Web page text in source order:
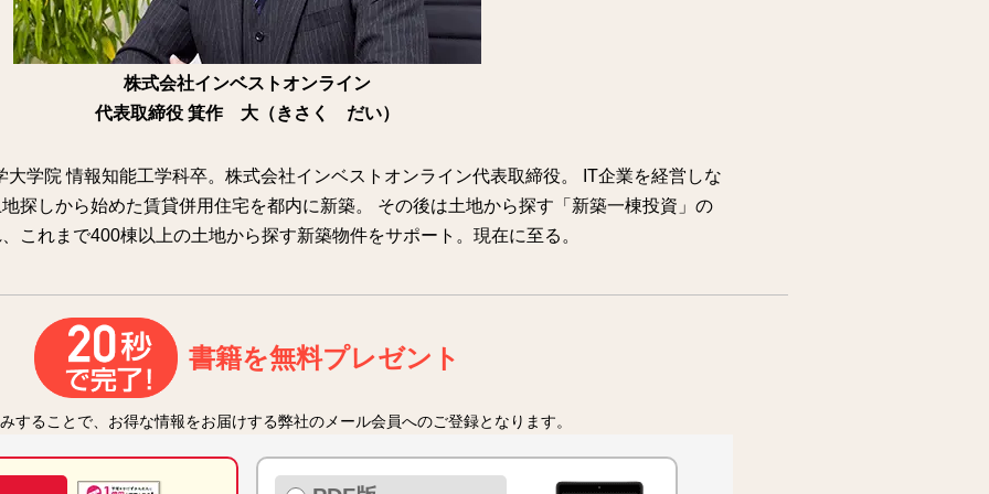
株式会社インベストオンライン
代表取締役 箕作 大（きさく だい）
学院 情報知能工学科卒。株式会社インベストオンライン代表取締役。 IT企業を経営しな
探しから始めた賃貸併用住宅を都内に新築。 その後は土地から探す「新築一棟投資」の
これまで400棟以上の土地から探す新築物件をサポート。現在に至る。
書籍を無料プレゼント
することで、お得な情報をお届けする弊社のメール会員へのご登録となります。